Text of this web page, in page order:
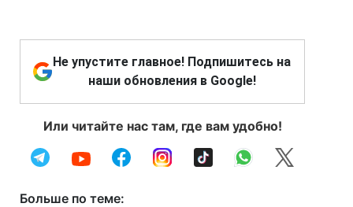
Не упустите главное! Подпишитесь на
наши обновления в Google!
Или читайте нас там, где вам удобно!
Больше по теме: